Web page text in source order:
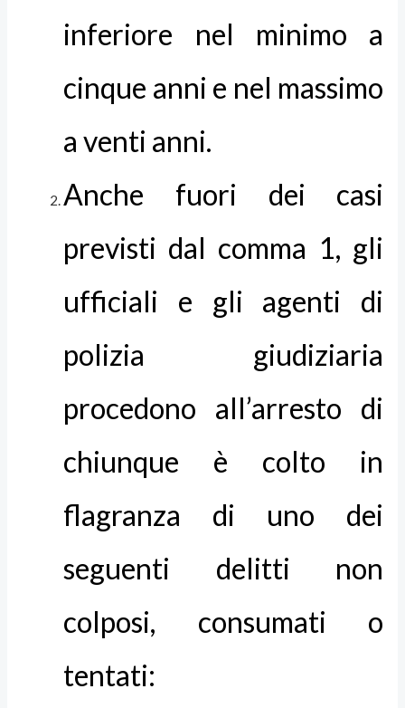
inferiore nel minimo a
cinque anni e nel massimo
a venti anni.
Anche fuori dei casi
previsti dal comma 1, gli
ufficiali e gli agenti di
polizia giudiziaria
procedono all’arresto di
chiunque è colto in
flagranza di uno dei
seguenti delitti non
colposi, consumati o
tentati: